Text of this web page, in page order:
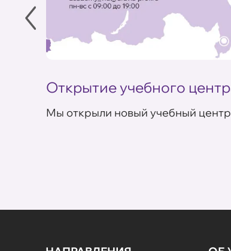
Открытие учебного
Мы открыли новый учебный центр